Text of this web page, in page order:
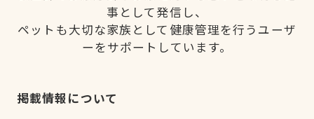
事として発信し、
ペットも大切な家族として健康管理を行うユーザ
ーをサポートしています。
掲載情報について